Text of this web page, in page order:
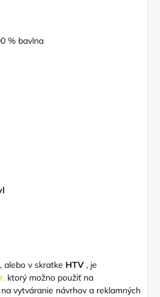
% bavlna
, alebo v skratke HTV , je
ktorý možno použiť na
vytváranie návrhov a reklamných